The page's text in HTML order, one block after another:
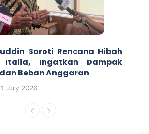
Soroti Rencana Hibah
Italia, Ingatkan Dampak
Beban Anggaran
July 2026